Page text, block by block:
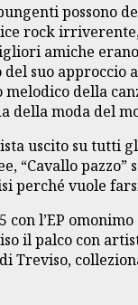
possono
rock
amiche
suo
della
della moda del
uscito su
“Cavallo
perché vuole
l’EP
il palco con
Treviso,